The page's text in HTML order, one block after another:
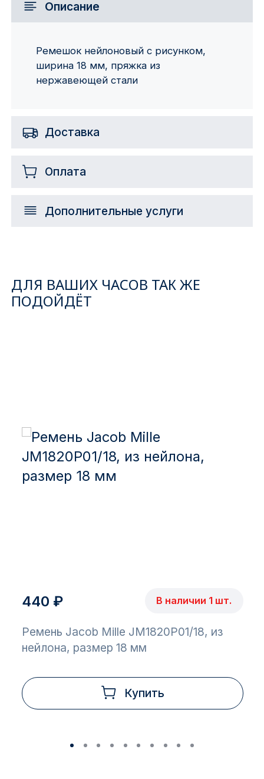
Описание
Ремешок нейлоновый с рисунком,
ширина 18 мм, пряжка из
нержавеющей стали
Доставка
Оплата
Дополнительные услуги
ДЛЯ ВАШИХ ЧАСОВ ТАК ЖЕ
ПОДОЙДЁТ
440 ₽ В наличии 1 шт.
Ремень Jacob Mille JM1820P01/18, из
нейлона, размер 18 мм
Купить